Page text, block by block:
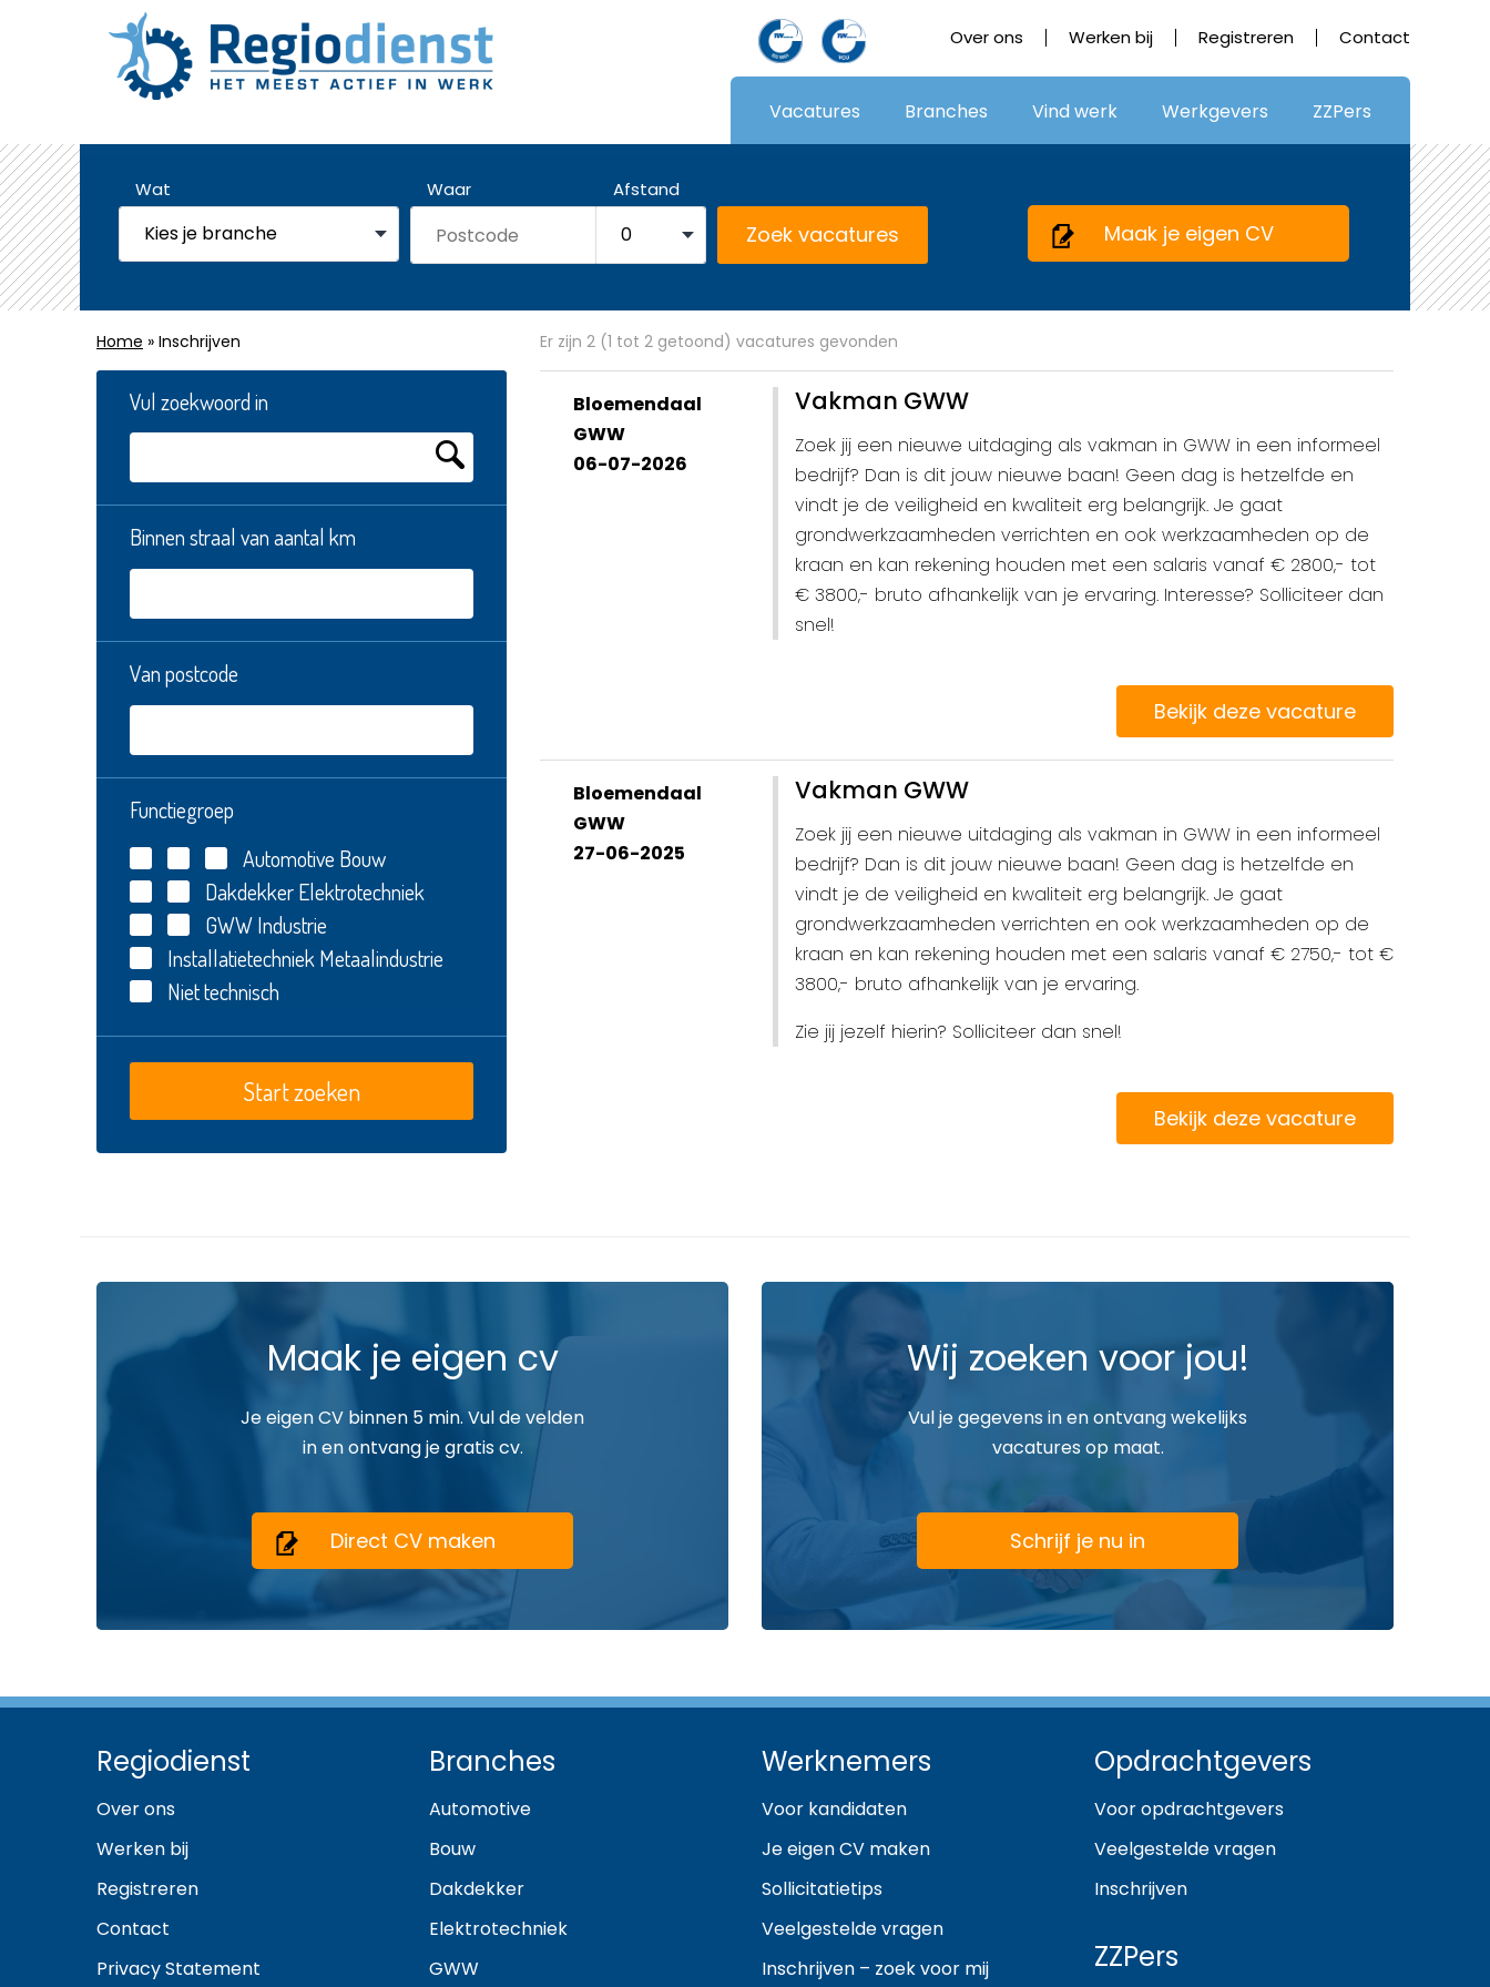
Over ons Werken bij Registreren Contact
Vacatures Branches Vind werk Werkgevers ZZPers
Wat Waar Afstand
Maak je eigen CV
Home » Inschrijven Er zijn 2 (1 tot 2 getoond) vacatures gevonden
Vul zoekwoord in
Binnen straal van aantal km
Van postcode
Functiegroep
Automotive Bouw
DakdekkerElektrotechniek
GWWIndustrie
Installatietechniek Metaalindustrie
Niet technisch
Bloemendaal
GWW
06-07-2026
Vakman GWW
Zoek jij een nieuwe uitdaging als vakman in GWW in een informeel
bedrijf? Dan is dit jouw nieuwe baan! Geen dag is hetzelfde en
vindt je de veiligheid en kwaliteit erg belangrijk. Je gaat
grondwerkzaamheden verrichten en ook werkzaamheden op de
kraan en kan rekening houden met een salaris vanaf € 2800,- tot
€ 3800,- bruto afhankelijk van je ervaring. Interesse? Solliciteer dan
snel!
Bekijk deze vacature
Bloemendaal
GWW
27-06-2025
Vakman GWW
Zoek jij een nieuwe uitdaging als vakman in GWW in een informeel
bedrijf? Dan is dit jouw nieuwe baan! Geen dag is hetzelfde en
vindt je de veiligheid en kwaliteit erg belangrijk. Je gaat
grondwerkzaamheden verrichten en ook werkzaamheden op de
kraan en kan rekening houden met een salaris vanaf € 2750,- tot €
3800,- bruto afhankelijk van je ervaring.
Zie jij jezelf hierin? Solliciteer dan snel!
Bekijk deze vacature
Maak je eigen cv
Je eigen CV binnen 5 min. Vul de velden
in en ontvang je gratis cv.
Direct CV maken
Wij zoeken voor jou!
Vul je gegevens in en ontvang wekelijks
vacatures op maat.
Schrijf je nu in
Regiodienst
Over ons
Werken bij
Registreren
Contact
Privacy Statement
Branches
Automotive
Bouw
Dakdekker
Elektrotechniek
GWW
Werknemers
Voor kandidaten
Je eigen CV maken
Sollicitatietips
Veelgestelde vragen
Inschrijven – zoek voor mij
Opdrachtgevers
Voor opdrachtgevers
Veelgestelde vragen
Inschrijven
ZZPers